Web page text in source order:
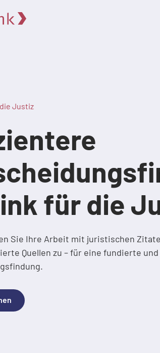
Justiz
für die
Sie Ihre Arbeit mit juristischen
Quellen zu – für eine fundierte